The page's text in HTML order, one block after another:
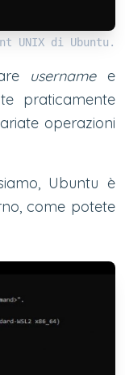
UNIX di Ubuntu.
usernamee
praticamente
operazioni
Ubuntu è
come potete